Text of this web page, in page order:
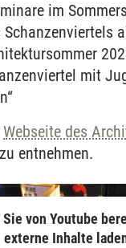
im
Schanzenviertels
mit
Webseite des
zu entnehmen.
Sie von Youtube
externe Inhalte